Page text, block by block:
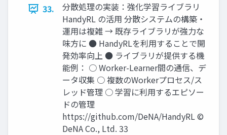
33.
分散処理の実装：強化学習ライブラリ
HandyRL の活用 分散システムの構築・
運用は複雑 → 既存ライブラリが強力な
味方に ● HandyRLを利用することで開
発効率向上 ● ライブラリが提供する機
能例： ○ Worker-Learner間の通信、デ
ータ収集 ○ 複数のWorkerプロセス/ス
レッド管理 ○ 学習に利用するエピソー
ドの管理
https://github.com/DeNA/HandyRL ©
DeNA Co., Ltd. 33